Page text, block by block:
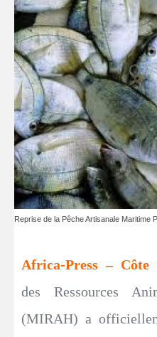
Reprise de la Pêche Artisanale Maritime
Africa-Press – Côte
des Ressources
(MIRAH) a